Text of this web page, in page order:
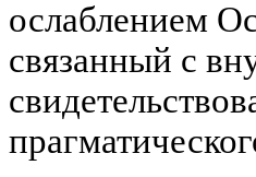
ослаблением
связанный с